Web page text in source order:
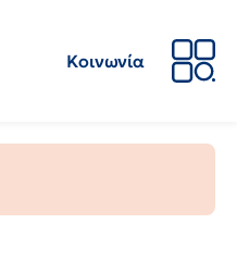
Κοινωνία